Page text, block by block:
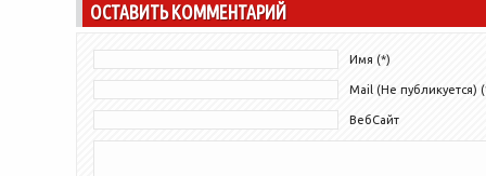
эгидой Министерства просвещения РФ.
Более...
ОСТАВИТЬ КОММЕНТАРИЙ
Имя (*)
Mail (Не публикуется)
ВебСайт